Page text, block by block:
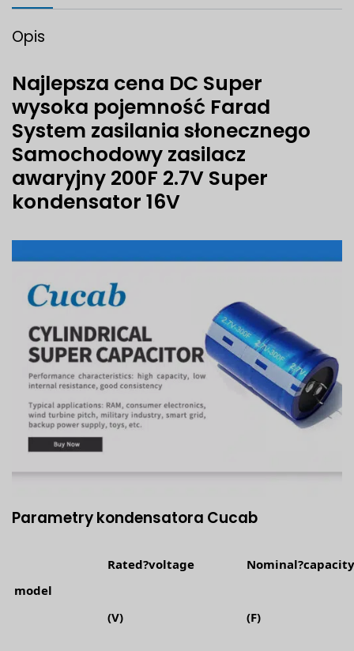
Opis
Najlepsza cena DC Super
wysoka pojemność Farad
System zasilania słonecznego
Samochodowy zasilacz
awaryjny 200F 2.7V Super
kondensator 16V
Parametry kondensatora Cucab
model
Rated?voltage Nominal?capacity
(V) (F)